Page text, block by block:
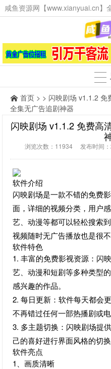
首页 > > 闪映剧场 v1.1.2 免
全集无广告追剧神器
闪映剧场 v1.1.2 免费高
浏览次数：11934 发布时间
软件介绍
闪映剧场是一款不错的免费
面，详细的视频分类，用户
艺、动漫等都可以轻松搜索
视频随时无广告播放也是很不
软件特色
1. 丰富的免费影视资源：闪
艺、动漫和短剧等多种类型
感兴趣的作品。
2. 每日更新：软件每天都会
不再错过任何一部热播剧或
3. 多主题切换：闪映剧场提
己的喜好进行界面风格的切
软件亮点
1、画质清晰